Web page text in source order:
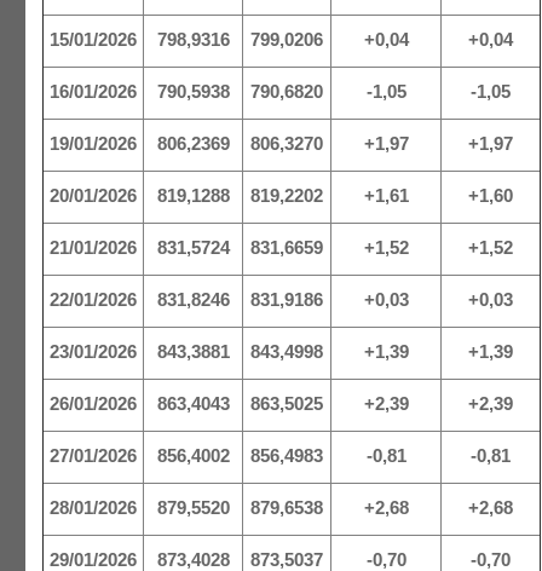
15/01/2026 798,9316 799,0206 +0,04 +0,04
16/01/2026 790,5938 790,6820 -1,05 -1,05
19/01/2026 806,2369 806,3270 +1,97 +1,97
20/01/2026 819,1288 819,2202 +1,61 +1,60
21/01/2026 831,5724 831,6659 +1,52 +1,52
22/01/2026 831,8246 831,9186 +0,03 +0,03
23/01/2026 843,3881 843,4998 +1,39 +1,39
26/01/2026 863,4043 863,5025 +2,39 +2,39
27/01/2026 856,4002 856,4983 -0,81 -0,81
28/01/2026 879,5520 879,6538 +2,68 +2,68
29/01/2026 873,4028 873,5037 -0,70 -0,70